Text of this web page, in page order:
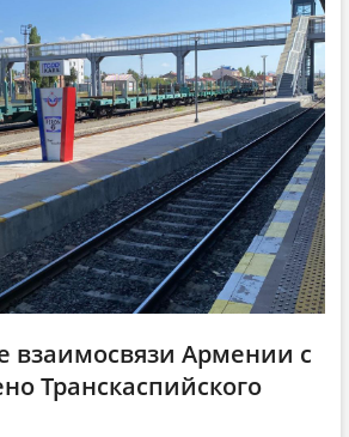
ь
я
:
взаимосвязи Армении с
Транскаспийского